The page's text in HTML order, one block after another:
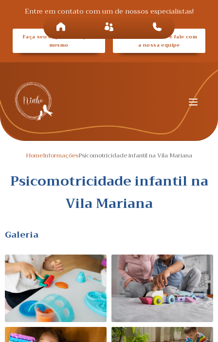
Entre em contato com um de nossos especialistas!
Faça seu orçamento agora
mesmo
Entre em contato e fale com
a nossa equipe
HomeInformaçõesPsicomotricidade infantil na Vila Mariana
Psicomotricidade infantil na
Vila Mariana
Galeria